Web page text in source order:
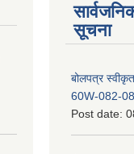
सूचना
बोलपत्र
60W-082-
Post date: